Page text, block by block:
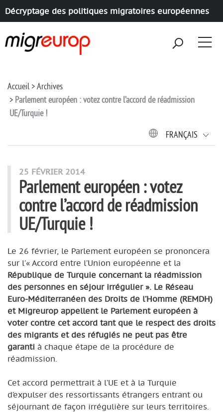
Décryptage des politiques migratoires européennes
Accueil
Archives
Parlement européen : votez contre l’accord de réadmission
UE/Turquie !
FRANÇAIS
25 FÉVRIER 2014
Parlement européen : votez
contre l’accord de réadmission
UE/Turquie !
Le 26 février, le Parlement européen se prononcera
sur l’« Accord entre l’Union européenne et la
République de Turquie concernant la réadmission
des personnes en séjour irrégulier ». Le Réseau
Euro-Méditerranéen des Droits de l’Homme (REMDH)
et Migreurop appellent le Parlement européen à
voter contre cet accord tant que le respect des droits
des migrants et des réfugiés ne peut pas être
garanti à chaque étape de la procédure de
réadmission.
Cet accord permettrait à l’UE et à la Turquie
d’expulser des ressortissants étrangers entrant ou
séjournant de façon irrégulière sur leurs territoires.